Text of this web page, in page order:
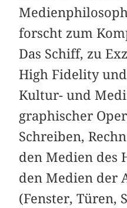
forscht zum
Das Schiff, zu
High Fidelity
Kultur- und
graphischer
Schreiben,
den Medien des
den Medien der
(Fenster, Türen,